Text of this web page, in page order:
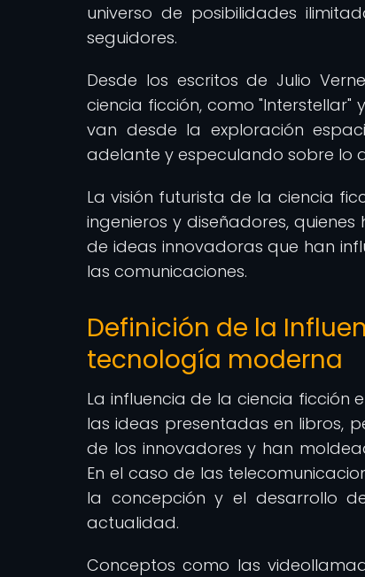
universo de posibilidades
seguidores.
Desde los escritos de Julio
ciencia ficción, como "Interstellar"
van desde la exploración
adelante y especulando sobre
La visión futurista de la ciencia
ingenieros y diseñadores,
de ideas innovadoras que han
las comunicaciones.
Definición de la
tecnología moderna
La influencia de la ciencia
las ideas presentadas en libros,
de los innovadores y han
En el caso de las
la concepción y el desarrollo
actualidad.
Conceptos como las